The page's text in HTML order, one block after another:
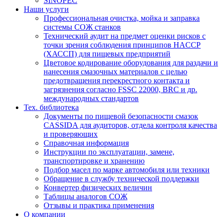
Наши услуги
Профессиональная очистка, мойка и заправка
системы СОЖ станков
Технический аудит на предмет оценки рисков с
точки зрения соблюдения принципов HACCP
(ХАССП) для пищевых предприятий
Цветовое кодирование оборудования для раздачи и
нанесения смазочных материалов с целью
предотвращения перекрестного контакта и
загрязнения согласно FSSC 22000, BRC и др.
международных стандартов
Тех. библиотека
Документы по пищевой безопасности смазок
CASSIDA для аудиторов, отдела контроля качества
и проверяющих
Справочная информация
Инструкции по эксплуатации, замене,
транспортировке и хранению
Подбор масел по марке автомобиля или техники
Обращение в службу технической поддержки
Конвертер физических величин
Таблицы аналогов СОЖ
Отзывы и практика применения
О компании